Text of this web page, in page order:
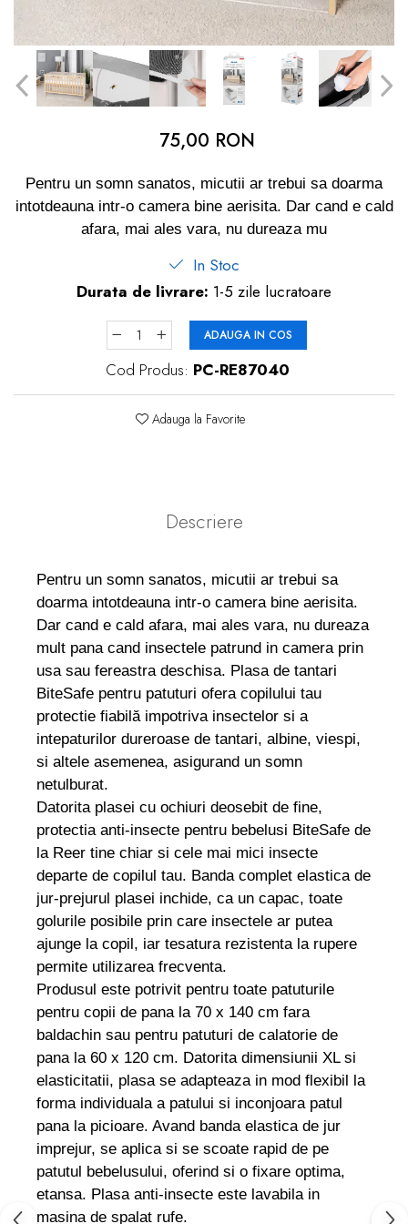
dopuri de urechi
Produse îngrijire copii
Igiena copii
75,00 RON
Pentru un somn sanatos, micutii ar trebui sa doarma
intotdeauna intr-o camera bine aerisita. Dar cand e cald
afara, mai ales vara, nu dureaza mu
In Stoc
Durata de livrare: 1-5 zile lucratoare
ADAUGA IN COS
Cod Produs: PC-RE87040
Adauga la Favorite
Descriere
Pentru un somn sanatos, micutii ar trebui sa
doarma intotdeauna intr-o camera bine aerisita.
Dar cand e cald afara, mai ales vara, nu dureaza
mult pana cand insectele patrund in camera prin
usa sau fereastra deschisa. Plasa de tantari
BiteSafe pentru patuturi ofera copilului tau
protectie fiabilă impotriva insectelor si a
intepaturilor dureroase de tantari, albine, viespi,
si altele asemenea, asigurand un somn
netulburat.
Datorita plasei cu ochiuri deosebit de fine,
protectia anti-insecte pentru bebelusi BiteSafe de
la Reer tine chiar si cele mai mici insecte
departe de copilul tau. Banda complet elastica de
jur-prejurul plasei inchide, ca un capac, toate
golurile posibile prin care insectele ar putea
ajunge la copil, iar tesatura rezistenta la rupere
permite utilizarea frecventa.
Produsul este potrivit pentru toate patuturile
pentru copii de pana la 70 x 140 cm fara
baldachin sau pentru patuturi de calatorie de
pana la 60 x 120 cm. Datorita dimensiunii XL si
elasticitatii, plasa se adapteaza in mod flexibil la
forma individuala a patului si inconjoara patul
pana la picioare. Avand banda elastica de jur
imprejur, se aplica si se scoate rapid de pe
patutul bebelusului, oferind si o fixare optima,
etansa. Plasa anti-insecte este lavabila in
masina de spalat rufe.